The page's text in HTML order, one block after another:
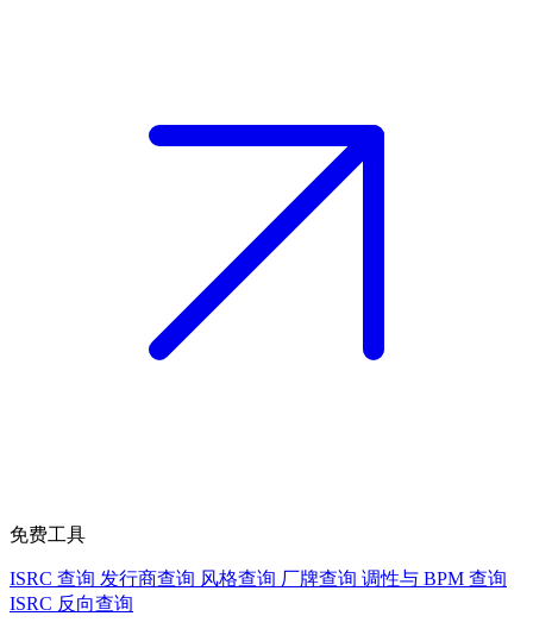
免费工具
ISRC 查询 发行商查询 风格查询 厂牌查询 调性与 BPM 查询
ISRC 反向查询